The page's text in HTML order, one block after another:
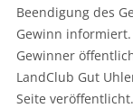
Beendigung des
Gewinn
Gewinner
LandClub Gut
Seite